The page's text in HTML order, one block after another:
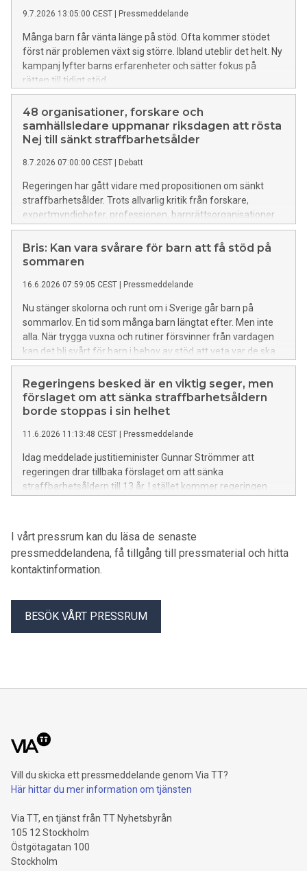
9.7.2026 13:05:00 CEST | Pressmeddelande
Många barn får vänta länge på stöd. Ofta kommer stödet
först när problemen växt sig större. Ibland uteblir det helt. Ny
kampanj lyfter barns erfarenheter och sätter fokus på
rätten till tidigt stöd.
48 organisationer, forskare och
samhällsledare uppmanar riksdagen att rösta
Nej till sänkt straffbarhetsålder
8.7.2026 07:00:00 CEST | Debatt
Regeringen har gått vidare med propositionen om sänkt
straffbarhetsålder. Trots allvarlig kritik från forskare,
expertmyndigheter, professionen, barnrättsorganisationer
och inte minst Lagrådet. Nu går 48 organisationer, forskare
och samhällsledare ut uppmanar riksdagen att rösta nej.
Bris: Kan vara svårare för barn att få stöd på
sommaren
16.6.2026 07:59:05 CEST | Pressmeddelande
Nu stänger skolorna och runt om i Sverige går barn på
sommarlov. En tid som många barn längtat efter. Men inte
alla. När trygga vuxna och rutiner försvinner från vardagen
kan det bli svårt för barn i behov av stöd att veta var de ska
vända sig. Bris har öppet dygnet runt, hela sommaren.
Regeringens besked är en viktig seger, men
förslaget om att sänka straffbarhetsåldern
borde stoppas i sin helhet
11.6.2026 11:13:48 CEST | Pressmeddelande
Idag meddelade justitieminister Gunnar Strömmer att
regeringen drar tillbaka förslaget om att sänka
straffbarhetsåldern till 13 år. I stället kommer regeringen
brister med att sänka straffbarhetsålder till 13 år. Samma
kritik finns dock mot förslaget om 14 år. Det finns andra
alternativ som regeringen borde prioritera i stället, säger
Maria Frisk generalsekreterare på Bris.
I vårt pressrum kan du läsa de senaste
pressmeddelandena, få tillgång till pressmaterial och hitta
kontaktinformation.
BESÖK VÅRT PRESSRUM
Vill du skicka ett pressmeddelande genom Via TT?
Här hittar du mer information om tjänsten
Via TT, en tjänst från TT Nyhetsbyrån
105 12 Stockholm
Östgötagatan 100
Stockholm